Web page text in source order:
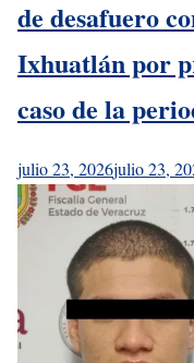
de desafuero
Ixhuatlán por
caso de la
julio 23, 2026julio 23,